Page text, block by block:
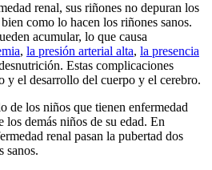
renal, sus riñones no depuran los
como lo hacen los riñones sanos.
acumular, lo que causa
, la presión arterial alta, la presencia
Estas complicaciones
y el desarrollo del cuerpo y el cerebro.
de los niños que tienen enfermedad
los demás niños de su edad. En
renal pasan la pubertad dos
sanos.